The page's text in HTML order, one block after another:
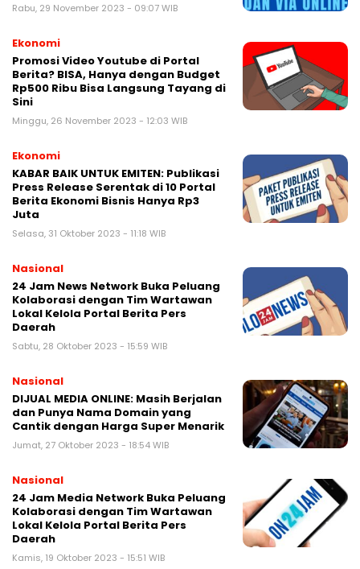
Rabu, 29 November 2023 - 09:07 WIB
Ekonomi
Promosi Video Youtube di Portal
Berita? BISA, Hanya dengan Budget
Rp500 Ribu Bisa Langsung Tayang di
Sini
Minggu, 26 November 2023 - 12:03 WIB
Ekonomi
KABAR BAIK UNTUK EMITEN: Publikasi
Press Release Serentak di 10 Portal
Berita Ekonomi Bisnis Hanya Rp3
Juta
Selasa, 31 Oktober 2023 - 11:18 WIB
Nasional
24 Jam News Network Buka Peluang
Kolaborasi dengan Tim Wartawan
Lokal Kelola Portal Berita Pers
Daerah
Sabtu, 28 Oktober 2023 - 15:59 WIB
Nasional
DIJUAL MEDIA ONLINE: Masih Berjalan
dan Punya Nama Domain yang
Cantik dengan Harga Super Menarik
Jumat, 27 Oktober 2023 - 18:54 WIB
Nasional
24 Jam Media Network Buka Peluang
Kolaborasi dengan Tim Wartawan
Lokal Kelola Portal Berita Pers
Daerah
Kamis, 19 Oktober 2023 - 15:51 WIB